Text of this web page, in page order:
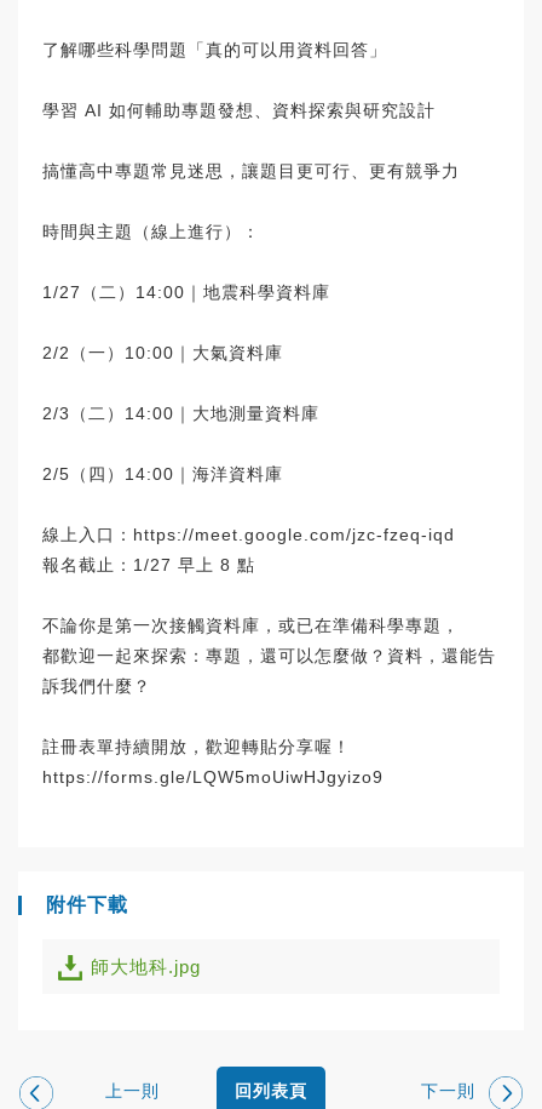
了解哪些科學問題「真的可以用資料回答」
學習 AI 如何輔助專題發想、資料探索與研究設計
搞懂高中專題常見迷思，讓題目更可行、更有競爭力
時間與主題（線上進行）：
1/27（二）14:00｜地震科學資料庫
2/2（一）10:00｜大氣資料庫
2/3（二）14:00｜大地測量資料庫
2/5（四）14:00｜海洋資料庫
線上入口： https://meet.google.com/jzc-fzeq-iqd
報名截止：1/27 早上 8 點
不論你是第一次接觸資料庫，或已在準備科學專題，
都歡迎一起來探索：專題，還可以怎麼做？資料，還能告
訴我們什麼？
註冊表單持續開放，歡迎轉貼分享喔！
https://forms.gle/LQW5moUiwHJgyizo9
附件下載
師大地科.jpg
上一則 下一則
回列表頁